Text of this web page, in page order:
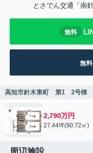
とさでん交通「南
無料
無料
高知市針木東町 第1 2号棟
2,790万円
27.44坪(90.72㎡)